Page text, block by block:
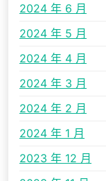
2024 年 6 月
2024 年 5 月
2024 年 4 月
2024 年 3 月
2024 年 2 月
2024 年 1 月
2023 年 12 月